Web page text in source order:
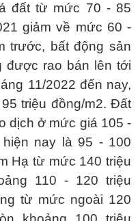
đất từ mức 70 - 85
giảm về mức 60 -
trước, bất động sản
được rao bán lên tới
11/2022 đến nay,
triệu đồng/m2. Đất
dịch ở mức giá 105 -
nay là 95 - 100
Hạ từ mức 140 triệu
110 - 120 triệu
từ mức ngoài 120